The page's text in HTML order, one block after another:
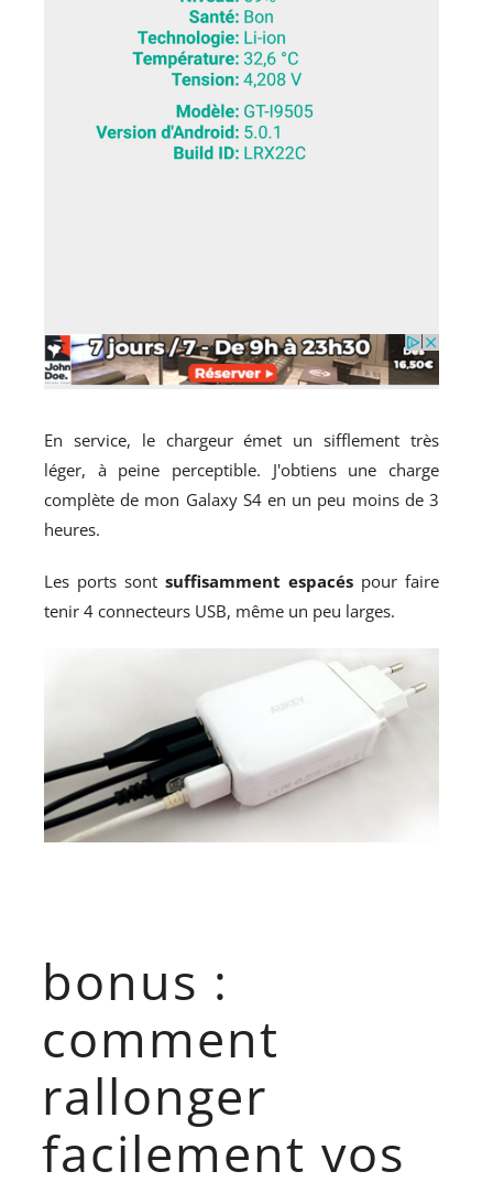
En service, le chargeur émet un sifflement très
léger, à peine perceptible. J'obtiens une charge
complète de mon Galaxy S4 en un peu moins de 3
heures.
Les ports sontsuffisamment espacés pour faire
tenir 4 connecteurs USB, même un peu larges.
bonus :
comment
rallonger
facilement vos